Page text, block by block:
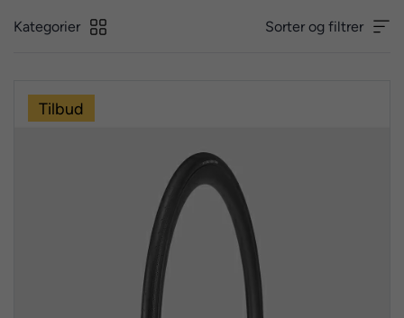
Kategorier Sorter og filtrer
Tilbud